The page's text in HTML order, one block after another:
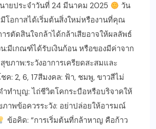
ายประจำวันที่ 24 มีนาคม 2025
วัน
โอกาสได้เริ่มต้นสิ่งใหม่หรืองานที่คุณ
ารตัดสินใจกล้าได้กล้าเสียอาจให้ผลลัพธ์
น:มีเกณฑ์ได้รับเงินก้อน หรือของมีค่าจาก
ขภาพ:ระวังอาการเครียดสะสมและ
ค: 2, 6, 17สีมงคล: ฟ้า, ชมพู, ขาวสีไม่
ำทำบุญ: ไถ่ชีวิตโคกระบือหรือบริจาคให้
าพข้อควรระวัง: อย่าปล่อยให้อารมณ์
ข้อคิด: “การเริ่มต้นที่กล้าหาญ คือก้าว